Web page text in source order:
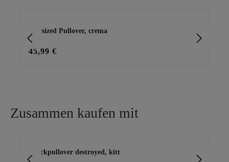
oversized Pullover, crema
45,99 €
Zusammen kaufen mit
Strickpullover destroyed, kitt